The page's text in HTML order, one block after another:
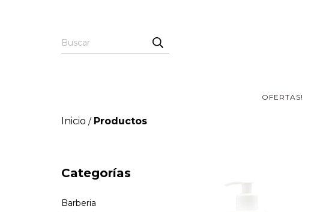
OFERTAS!
Inicio / Productos
Categorías
Barberia